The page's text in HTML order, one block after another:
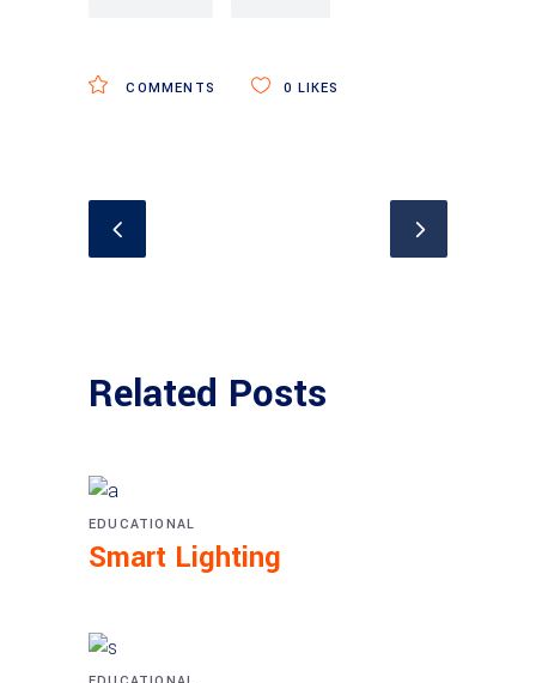
COMMENTS 0 LIKES
Related Posts
EDUCATIONAL
Smart Lighting